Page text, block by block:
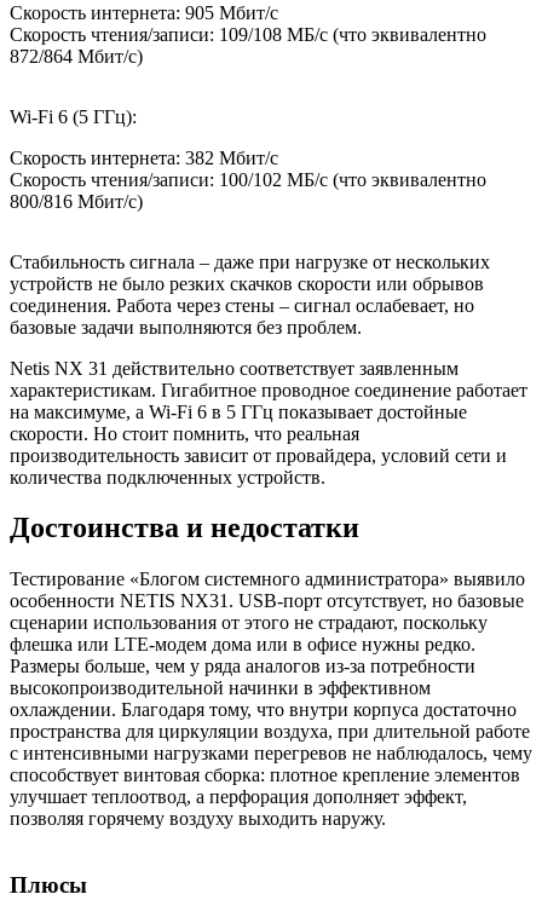
Скорость интернета: 905 Мбит/с
Скорость чтения/записи: 109/108 МБ/с (что эквивалентно
872/864 Мбит/с)
Wi-Fi 6 (5 ГГц):
Скорость интернета: 382 Мбит/с
Скорость чтения/записи: 100/102 МБ/с (что эквивалентно
800/816 Мбит/с)
Стабильность сигнала – даже при нагрузке от нескольких
устройств не было резких скачков скорости или обрывов
соединения. Работа через стены – сигнал ослабевает, но
базовые задачи выполняются без проблем.
Netis NX 31 действительно соответствует заявленным
характеристикам. Гигабитное проводное соединение работает
на максимуме, а Wi-Fi 6 в 5 ГГц показывает достойные
скорости. Но стоит помнить, что реальная
производительность зависит от провайдера, условий сети и
количества подключенных устройств.
Достоинства и недостатки
Тестирование «Блогом системного администратора» выявило
особенности NETIS NX31. USB-порт отсутствует, но базовые
сценарии использования от этого не страдают, поскольку
флешка или LTE-модем дома или в офисе нужны редко.
Размеры больше, чем у ряда аналогов из-за потребности
высокопроизводительной начинки в эффективном
охлаждении. Благодаря тому, что внутри корпуса достаточно
пространства для циркуляции воздуха, при длительной работе
с интенсивными нагрузками перегревов не наблюдалось, чему
способствует винтовая сборка: плотное крепление элементов
улучшает теплоотвод, а перфорация дополняет эффект,
позволяя горячему воздуху выходить наружу.
Плюсы